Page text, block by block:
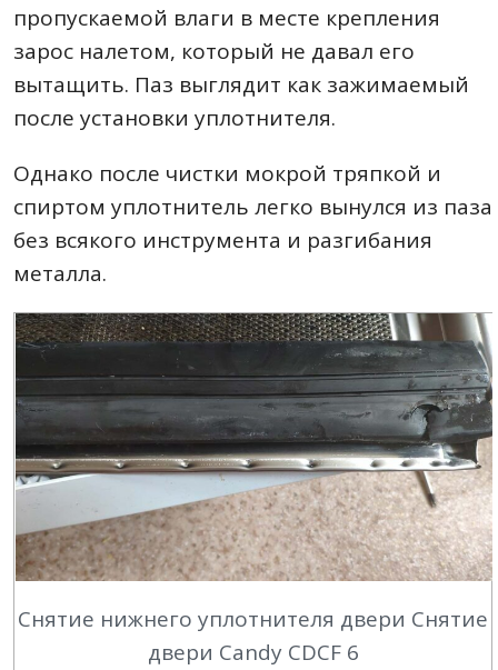
пропускаемой влаги в месте крепления
зарос налетом, который не давал его
вытащить. Паз выглядит как зажимаемый
после установки уплотнителя.
Однако после чистки мокрой тряпкой и
спиртом уплотнитель легко вынулся из паза
без всякого инструмента и разгибания
металла.
Снятие нижнего уплотнителя двери Снятие
двери Candy CDCF 6